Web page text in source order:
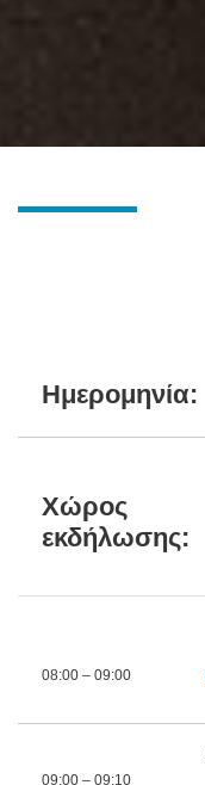
Hμερομηνία:
Χώρος
εκδήλωσης:
08:00 – 09:00
09:00 – 09:10